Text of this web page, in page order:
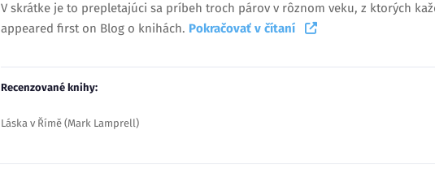
V skrátke je to prepletajúci sa príbeh troch párov v rôznom veku, z ktorých
appeared first on Blog o knihách. Pokračovať v čítaní
Recenzované knihy:
Láska v Římě (Mark Lamprell)